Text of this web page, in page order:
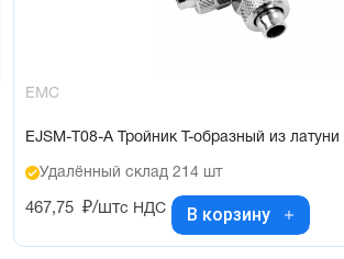
EMC
EJSM-T08-A Тройник Т-образный из латуни
Удалённый склад 214 шт
467,75 ₽/штс НДС В корзину